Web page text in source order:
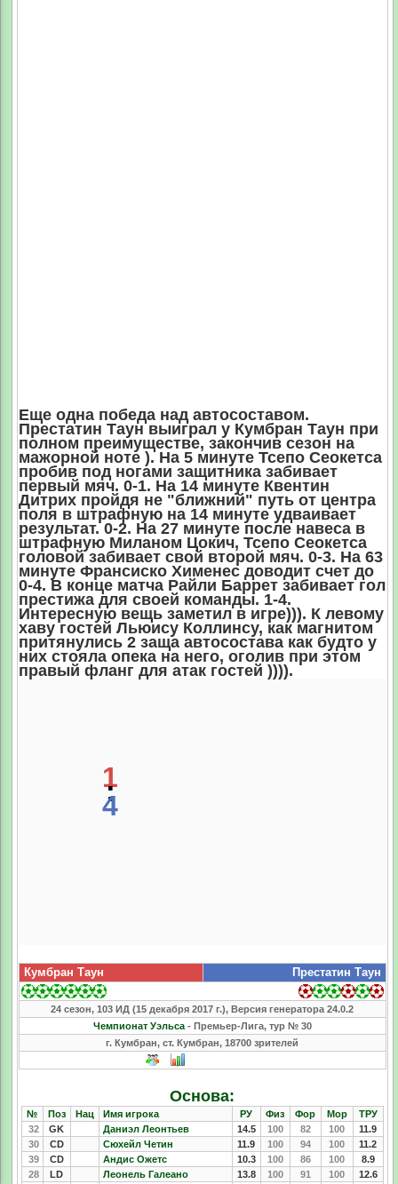
Еще одна победа над автосоставом.
Престатин Таун выиграл у Кумбран Таун при
полном преимуществе, закончив сезон на
мажорной ноте ). На 5 минуте Тсепо Сеокетса
пробив под ногами защитника забивает
первый мяч. 0-1. На 14 минуте Квентин
Дитрих пройдя не "ближний" путь от центра
поля в штрафную на 14 минуте удваивает
результат. 0-2. На 27 минуте после навеса в
штрафную Миланом Цокич, Тсепо Сеокетса
головой забивает свой второй мяч. 0-3. На 63
минуте Франсиско Хименес доводит счет до
0-4. В конце матча Райли Баррет забивает гол
престижа для своей команды. 1-4.
Интересную вещь заметил в игре))). К левому
хаву гостей Льюису Коллинсу, как магнитом
притянулись 2 заща автосостава как будто у
них стояла опека на него, оголив при этом
правый фланг для атак гостей )))).
1
:
4
Кумбран Таун Престатин Таун
24 сезон, 103 ИД (15 декабря 2017 г.), Версия генератора 24.0.2
Чемпионат Уэльса- Премьер-Лига, тур № 30
г. Кумбран, ст. Кумбран, 18700 зрителей
Основа:
№ Поз Нац Имя игрока РУ Физ Фор Мор
ТРУ
32
GK Даниэл Леонтьев 14.5 100 82 100
11.9
30
CD Сюхейл Четин 11.9 100 94 100
11.2
39
CD Андис Ожетс 10.3 100 86 100
8.9
28
LD Леонель Галеано 13.8 100 91 100 12.6